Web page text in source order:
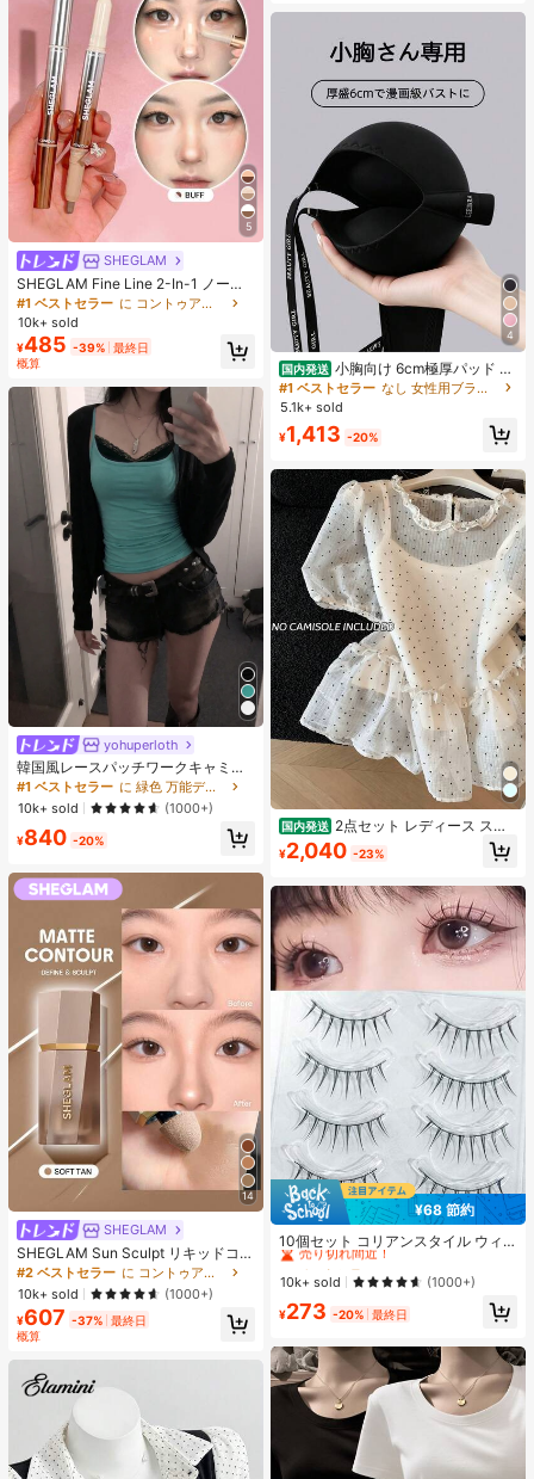
5
SHEGLAM
SHEGLAM Fine Line 2-In-1 ノーズ
コンター&ハイライトペン-Buff ノー
ズシャドウ シェーディング 女性と女
の子のためのブランドビューティー
コスメメイクアップ
#1 ベストセラー
に コントゥア＆ブロンザー
10k+ sold
¥485 -39% 最終日
概算
yohuperloth
韓国風レースパッチワークキャミソ
ールタンクトップ、Y2Kエステティ
ック、ストリートウェアカジュアル
サマー
#1 ベストセラー
売り切れ間近！
#1 ベストセラー
に 緑色 万能デイリートップス
売り切れ間近！
#1 ベストセラー
に 緑色 万能デイリートップス
売り切れ間近！
#1 ベストセラー
売り切れ間近！
10k+ sold (1000+)
¥840 -20%
14
SHEGLAM
SHEGLAM Sun Sculpt リキッドコン
ター-Soft Tan ノーズシャドウ シェ
ーディング 女性と女の子のためのブ
ランドビューティーコスメメイクア
ップ
#2 ベストセラー
に コントゥア＆ブロンザー
10k+ sold
(1000+)
¥607 -37% 最終日
概算
4
国内発送 小胸向け 6cm極厚パッド 盛
りブラ ノンワイヤー 谷間メイク シ
ームレス ボリュームアップ 美胸フィ
ット ブラジャー
#1 ベストセラー
なし 女性用ブラジャーとブラレット
5.1k+ sold
¥1,413 -20%
国内発送 2点セット レディース スイ
ートスタイル 水玉模様 メッシュ フ
リル パフスリーブ クロップトップ
ップス 半袖 ドット柄 ショート丈 透
け感 シースルー ガーリー 大人可愛
い フェミニン 春夏
¥2,040 -23%
¥68 節約
10個セット コリアンスタイル ウィ
スピー 細い つけまつげ 自己接着式
アイライナー付き、透明感と際立つ
外観
#1 ベストセラー
に ナチュラル つけまつげ
売り切れ間近！
#1 ベストセラー
売り切れ間近！
#1 ベストセラー
売り切れ間近！
#1 ベストセラー
売り切れ間近！
10k+ sold (1000+)
¥273 -20% 最終日